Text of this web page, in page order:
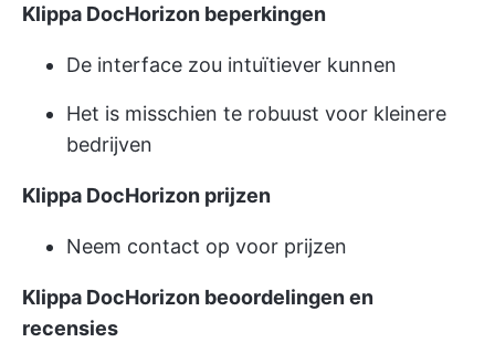
Klippa DocHorizon beperkingen
De interface zou intuïtiever kunnen
Het is misschien te robuust voor kleinere
bedrijven
Klippa DocHorizon prijzen
Neem contact op voor prijzen
Klippa DocHorizon beoordelingen en
recensies